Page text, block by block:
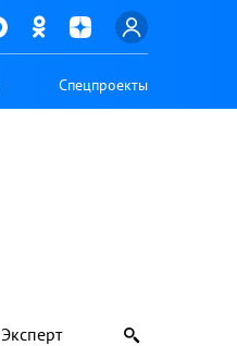
Спецпроекты
Эксперт